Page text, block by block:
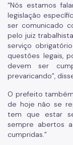
“Nós estamos
legislação
ser comunicado
pelo juiz
serviço
questões legais,
devem ser
prevaricando”,
O prefeito
de hoje não se
tem que estar
sempre abertos
cumpridas.”